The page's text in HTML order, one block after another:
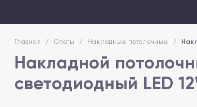
Главная / Споты / Накладные потолочные /
Накладной
светодиодный LED